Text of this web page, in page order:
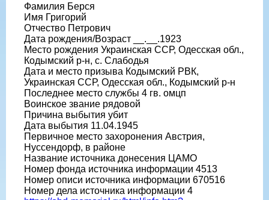
Фамилия Берся
Имя Григорий
Отчество Петрович
Дата рождения/Возраст __.__.1923
Место рождения Украинская ССР, Одесская обл.,
Кодымский р-н, с. Слабодья
Дата и место призыва Кодымский РВК,
Украинская ССР, Одесская обл., Кодымский р-н
Последнее место службы 4 гв. омцп
Воинское звание рядовой
Причина выбытия убит
Дата выбытия 11.04.1945
Первичное место захоронения Австрия,
Нуссендорф, в районе
Название источника донесения ЦАМО
Номер фонда источника информации 4513
Номер описи источника информации 670516
Номер дела источника информации 4